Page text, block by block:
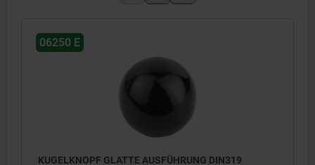
06250 E
KUGELKNOPF GLATTE AUSFÜHRUNG DIN319